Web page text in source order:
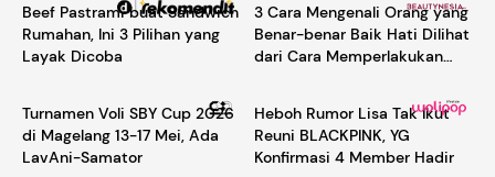
Beef Pastrami buat Sandwich
Rumahan, Ini 3 Pilihan yang
Layak Dicoba
3 Cara Mengenali Orang yang
Benar-benar Baik Hati Dilihat
dari Cara Memperlakukan
Turnamen Voli SBY Cup 2026
di Magelang 13-17 Mei, Ada
LavAni-Samator
Heboh Rumor Lisa Tak Ikut
Reuni BLACKPINK, YG
Konfirmasi 4 Member Hadir